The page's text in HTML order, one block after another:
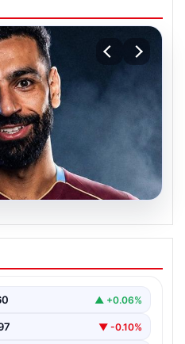
detayları
▲ +0.06%
▼ -0.10%